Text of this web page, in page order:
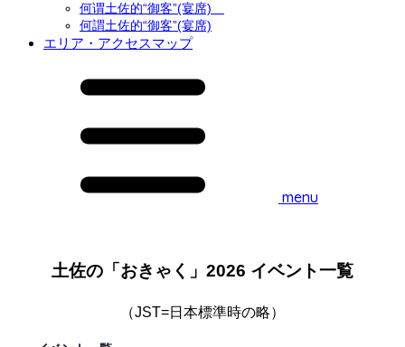
何谓土佐的“御客”(宴席)
何謂土佐的“御客”(宴席)
エリア・アクセスマップ
menu
土佐の「おきゃく」2026 イベント一覧
（JST=日本標準時の略）